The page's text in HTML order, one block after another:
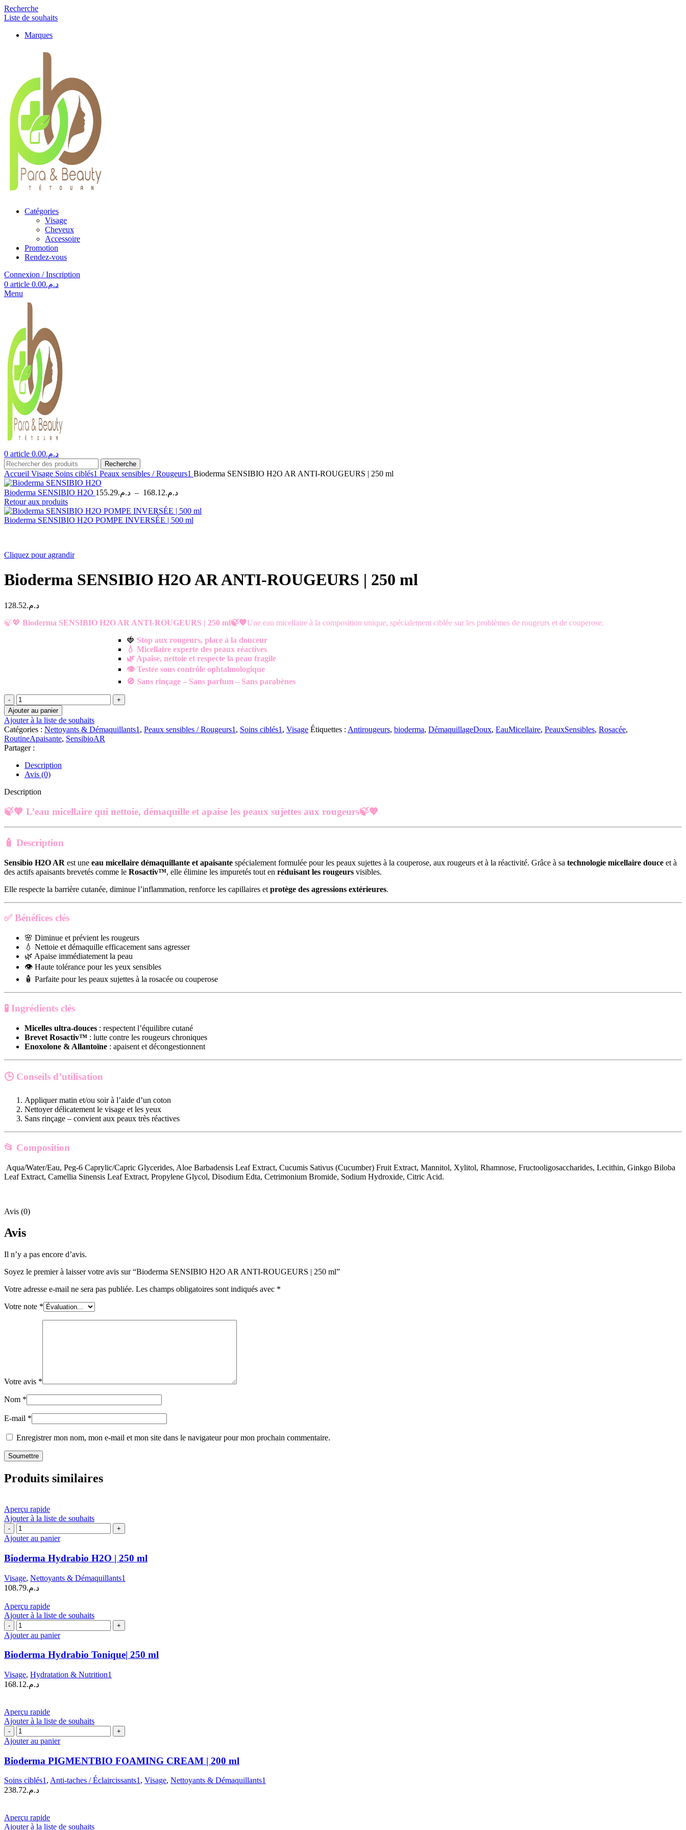
Recherche
Liste de souhaits
Marques
Catégories
Visage
Cheveux
Accessoire
Promotion
Rendez-vous
Connexion / Inscription
0 article د.م.0.00
Menu
0 article د.م.0.00
Recherche
Accueil Visage Soins ciblés1 Peaux sensibles / Rougeurs1 Bioderma SENSIBIO H2O AR ANTI-ROUGEURS | 250 ml
Bioderma SENSIBIO H2O د.م.155.29 – د.م.168.12
Plage
prix :
د.م.155.29
Retour aux produits
Bioderma SENSIBIO H2O POMPE INVERSÉE | 500 ml
Cliquez pour agrandir
Bioderma SENSIBIO H2O AR ANTI-ROUGEURS | 250 ml
د.م.128.52
🍃💖 Bioderma SENSIBIO H2O AR ANTI-ROUGEURS | 250 ml🍃💖Une eau micellaire à la composition unique, spécialement ciblée sur les problèmes de rougeurs et de couperose.
🍓 Stop aux rougeurs, place à la douceur
💧 Micellaire experte des peaux réactives
🌿 Apaise, nettoie et respecte la peau fragile
👁️ Testée sous contrôle ophtalmologique
🚫 Sans rinçage – Sans parfum – Sans parabènes
quantité
de
Bioderma
SENSIBIO
H2O
AR
ANTI-
ROUGEURS
|
250
ml
Ajouter au panier
Ajouter à la liste de souhaits
Catégories : Nettoyants & Démaquillants1 , Peaux sensibles / Rougeurs1 , Soins ciblés1 , Visage Étiquettes : Antirougeurs, bioderma, DémaquillageDoux, EauMicellaire, PeauxSensibles, Rosacée,
RoutineApaisante, SensibioAR
Partager :
Description
Avis (0)
Description
🍃💖 L’eau micellaire qui nettoie, démaquille et apaise les peaux sujettes aux rougeurs🍃💖
🧴 Description
Sensibio H2O AR est une eau micellaire démaquillante et apaisante spécialement formulée pour les peaux sujettes à la couperose, aux rougeurs et à la réactivité. Grâce à sa technologie micellaire douce et à
des actifs apaisants brevetés comme le Rosactiv™, elle élimine les impuretés tout en réduisant les rougeurs visibles.
Elle respecte la barrière cutanée, diminue l’inflammation, renforce les capillaires et protège des agressions extérieures.
✅ Bénéfices clés
🌸 Diminue et prévient les rougeurs
💧 Nettoie et démaquille efficacement sans agresser
🌿 Apaise immédiatement la peau
👁️ Haute tolérance pour les yeux sensibles
🧴 Parfaite pour les peaux sujettes à la rosacée ou couperose
🧪 Ingrédients clés
Micelles ultra-douces : respectent l’équilibre cutané
Brevet Rosactiv™ : lutte contre les rougeurs chroniques
Enoxolone & Allantoïne : apaisent et décongestionnent
🕒 Conseils d’utilisation
Appliquer matin et/ou soir à l’aide d’un coton
Nettoyer délicatement le visage et les yeux
Sans rinçage – convient aux peaux très réactives
📂 Composition
Aqua/Water/Eau, Peg-6 Caprylic/Capric Glycerides, Aloe Barbadensis Leaf Extract, Cucumis Sativus (Cucumber) Fruit Extract, Mannitol, Xylitol, Rhamnose, Fructooligosaccharides, Lecithin, Ginkgo Biloba
Leaf Extract, Camellia Sinensis Leaf Extract, Propylene Glycol, Disodium Edta, Cetrimonium Bromide, Sodium Hydroxide, Citric Acid.
Avis (0)
Avis
Il n’y a pas encore d’avis.
Soyez le premier à laisser votre avis sur “Bioderma SENSIBIO H2O AR ANTI-ROUGEURS | 250 ml”
Votre adresse e-mail ne sera pas publiée. Les champs obligatoires sont indiqués avec *
Votre note *
Votre avis *
Nom *
E-mail *
Enregistrer mon nom, mon e-mail et mon site dans le navigateur pour mon prochain commentaire.
Produits similaires
Aperçu rapide
Ajouter à la liste de souhaits
quantité
de
Bioderma
Hydrabio
H2O
250
ml
Ajouter au panier
Bioderma Hydrabio H2O | 250 ml
Visage, Nettoyants & Démaquillants1
د.م.108.79
Aperçu rapide
Ajouter à la liste de souhaits
quantité
de
Bioderma
Hydrabio
Tonique|
ml
Ajouter au panier
Bioderma Hydrabio Tonique| 250 ml
Visage, Hydratation & Nutrition1
د.م.168.12
Aperçu rapide
Ajouter à la liste de souhaits
quantité
de
Bioderma
PIGMENTBIO
FOAMING
CREAM
|
200
Ajouter au panier
Bioderma PIGMENTBIO FOAMING CREAM | 200 ml
Soins ciblés1, Anti-taches / Éclaircissants1, Visage, Nettoyants & Démaquillants1
د.م.238.72
Aperçu rapide
Ajouter à la liste de souhaits